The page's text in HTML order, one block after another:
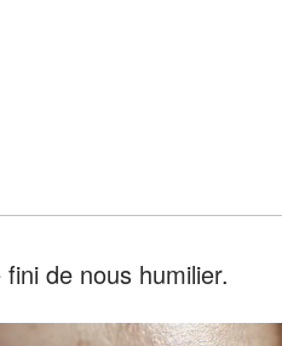
de nous humilier.